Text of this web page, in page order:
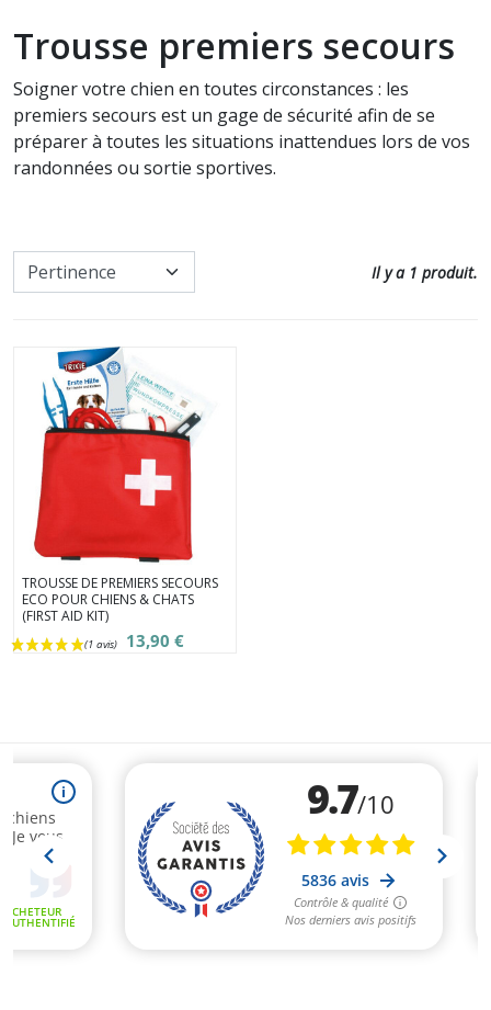
Trousse premiers secours
Soigner votre chien en toutes circonstances : les
premiers secours est un gage de sécurité afin de se
préparer à toutes les situations inattendues lors de vos
randonnées ou sortie sportives.
Il y a 1 produit.
TROUSSE DE PREMIERS SECOURS
ECO POUR CHIENS & CHATS
(FIRST AID KIT)
13,90 €
Défense animale
Paroles d'animaux
Autres Animaux
Cartes, Jeux & Lotos
Autocollants
Accessoires utiles pour les soins
Soin cheval
Tous nos produits pour
l'entretien
Soin chat
série
Nos promos